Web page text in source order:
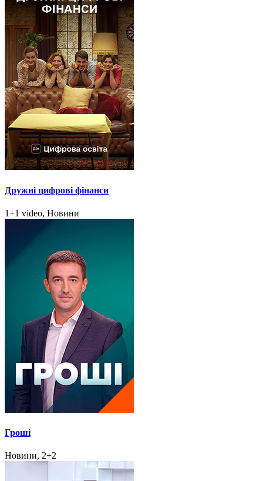
Дружні цифрові фінанси
1+1 video, Новини
Гроші
Новини, 2+2